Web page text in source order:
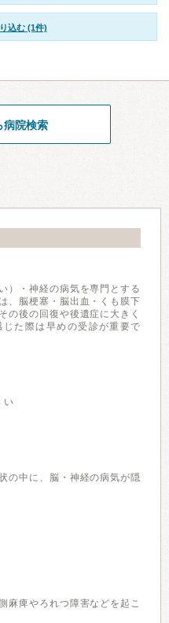
込む (1件)
病院検索
）・神経の病気を専門とする
、脳梗塞・脳出血・くも膜下
の後の回復や後遺症に大きく
た際は早めの受診が重要で
い
の中に、脳・神経の病気が隠
麻痺やろれつ障害などを起こ